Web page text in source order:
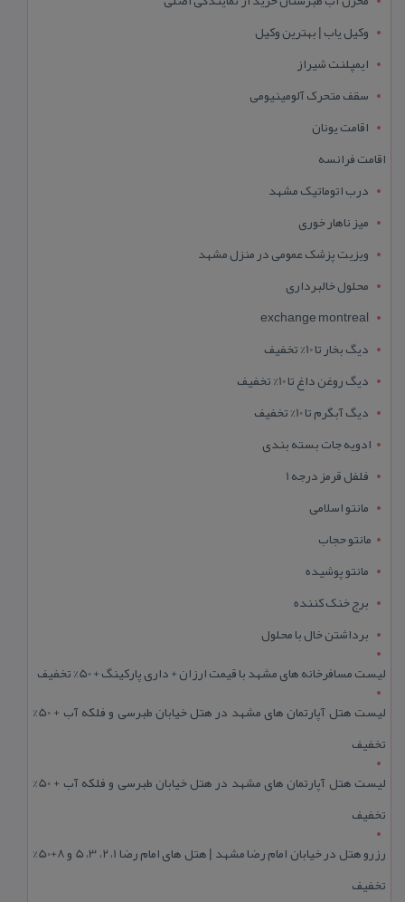
وکیل یاب | بهترین وکیل
ایمپلنت شیراز
سقف متحرک آلومینیومی
اقامت یونان
اقامت فرانسه
درب اتوماتیک مشهد
میز ناهار خوری
ویزیت پزشک عمومی در منزل مشهد
محلول خالبرداری
exchange montreal
دیگ بخار تا 10% تخفیف
دیگ روغن داغ تا 10% تخفیف
دیگ آبگرم تا 10% تخفیف
ادویه جات بسته بندی
فلفل قرمز درجه 1
مانتو اسلامی
مانتو حجاب
مانتو پوشیده
برج خنک کننده
برداشتن خال با محلول
لیست مسافرخانه های مشهد با قیمت ارزان + داری پارکینگ + 50% تخفیف
لیست هتل آپارتمان های مشهد در هتل خیابان طبرسی و فلکه آب + 50%
تخفیف
لیست هتل آپارتمان های مشهد در هتل خیابان طبرسی و فلکه آب + 50%
تخفیف
رزرو هتل در خیابان امام رضا مشهد | هتل‌ های امام رضا 1، 2، 3، 5 و 8+50%
تخفیف